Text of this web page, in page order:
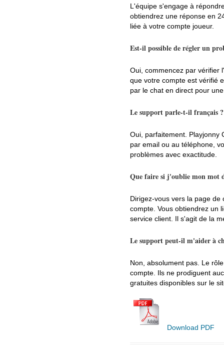
L'équipe s'engage à
obtiendrez une réponse en
liée à votre compte joueur.
Est-il possible de régler un
Oui, commencez par vérifier
que votre compte est vérifié
par le chat en direct pour
Le support parle-t-il français ?
Oui, parfaitement. Playjonny
par email ou au téléphone,
problèmes avec exactitude.
Que faire si j'oublie mon mot
Dirigez-vous vers la page
compte. Vous obtiendrez un
service client. Il s'agit de la
Le support peut-il m'aider à
Non, absolument pas. Le
compte. Ils ne prodiguent
gratuites disponibles sur le
Download PDF